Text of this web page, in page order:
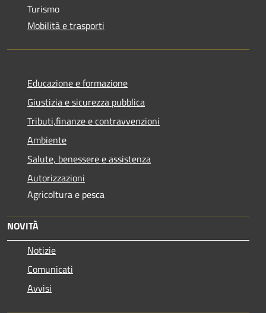
Turismo
Mobilità e trasporti
Educazione e formazione
Giustizia e sicurezza pubblica
Tributi,finanze e contravvenzioni
Ambiente
Salute, benessere e assistenza
Autorizzazioni
Agricoltura e pesca
NOVITÀ
Notizie
Comunicati
Avvisi